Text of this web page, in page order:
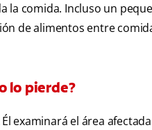
la comida. Incluso un
de alimentos entre
lo pierde?
examinará el área